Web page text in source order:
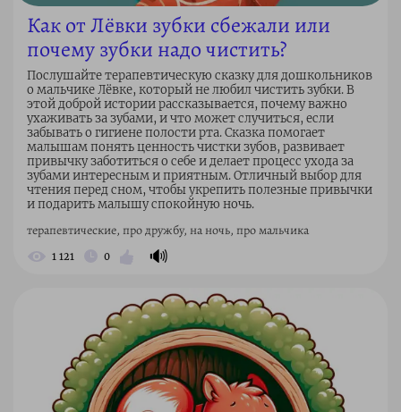
Как от Лёвки зубки сбежали или
почему зубки надо чистить?
Послушайте терапевтическую сказку для дошкольников
о мальчике Лёвке, который не любил чистить зубки. В
этой доброй истории рассказывается, почему важно
ухаживать за зубами, и что может случиться, если
забывать о гигиене полости рта. Сказка помогает
малышам понять ценность чистки зубов, развивает
привычку заботиться о себе и делает процесс ухода за
зубами интересным и приятным. Отличный выбор для
чтения перед сном, чтобы укрепить полезные привычки
и подарить малышу спокойную ночь.
терапевтические, про дружбу, на ночь, про мальчика
1 121 0 🔊